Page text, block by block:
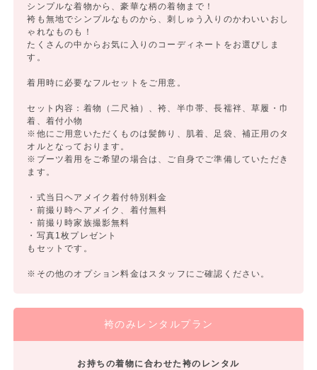
シンプルな着物から、豪華な柄の着物まで！
袴も無地でシンプルなものから、刺しゅう入りのかわいいおし
ゃれなものも！
たくさんの中からお気に入りのコーディネートをお選びしま
す。
着用時に必要なフルセットをご用意。
セット内容：着物（二尺袖）、袴、半巾帯、長襦袢、草履・巾
着、着付小物
※他にご用意いただくものは髪飾り、肌着、足袋、補正用のタ
オルとなっております。
※ブーツ着用をご希望の場合は、ご自身でご準備していただき
ます。
・式当日ヘアメイク着付特別料金
・前撮り時ヘアメイク、着付無料
・前撮り時家族撮影無料
・写真1枚プレゼント
もセットです。
※その他のオプション料金はスタッフにご確認ください。
袴のみレンタルプラン
お持ちの着物に合わせた袴のレンタル